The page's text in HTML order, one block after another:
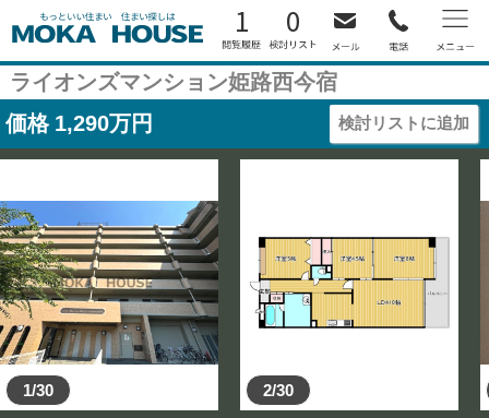
1 0
ライオンズマンション姫路西今宿
価格 1,290万円 検討リストに追加
1/30 2/30